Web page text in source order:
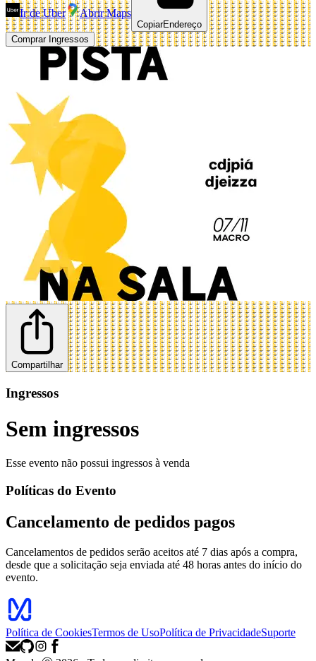
Ir de Uber Abrir Maps
CopiarEndereço
Comprar Ingressos
Compartilhar
Ingressos
Sem ingressos
Esse evento não possui ingressos à venda
Políticas do Evento
Cancelamento de pedidos pagos
Cancelamentos de pedidos serão aceitos até 7 dias após a compra,
desde que a solicitação seja enviada até 48 horas antes do início do
evento.
Política de CookiesTermos de UsoPolítica de PrivacidadeSuporte